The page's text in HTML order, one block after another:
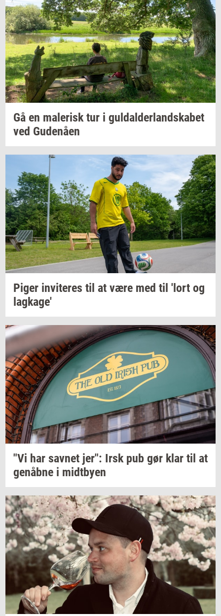
Gå en ma­le­risktur i gul­dal­der­land­ska­bet
ved Gu­denå­en
Piger in­vi­te­res til at være med til 'lort og
lag­ka­ge'
"Vi har sav­net jer": Irsk pub gør klar til at
genåb­ne i midt­by­en